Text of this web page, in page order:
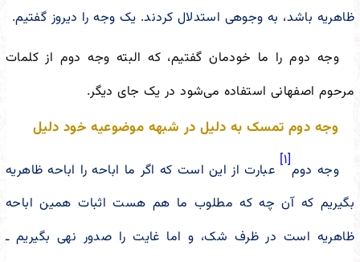
ظاهریه باشد، به وجوهی استدلال کردند. یک وجه را دیروز گفتیم.
وجه دوم را ما خودمان گفتیم، که البته وجه دوم از کلمات
مرحوم اصفهانی استفاده می‌شود در یک جای دیگر.
وجه دوم تمسک به دلیل در شبهه موضوعیه خود دلیل
وجه دوم
[۱]
عبارت از این است که اگر ما اباحه را اباحه ظاهریه
بگیریم که آن چه که مطلوب ما هم هست اثبات همین اباحه
ظاهریه است در ظرف شک، و اما غایت را صدور نهی بگیریم ـ